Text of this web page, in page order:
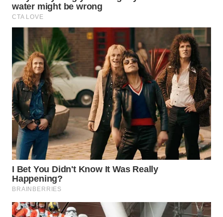
WN
NATUNA
WN
BINTAN
WN
MANDALIKA
WN
LIKUPANG
WN
LABUANBAJO
WN